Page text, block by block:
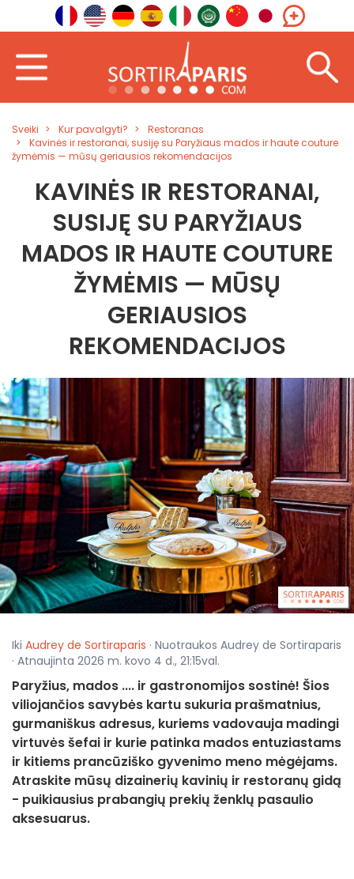
Sveiki Kur pavalgyti?
Restoranas
Kavinės ir restoranai, susiję su Paryžiaus mados ir haute couture
žymėmis — mūsų geriausios rekomendacijos
KAVINĖS IR RESTORANAI,
SUSIJĘ SU PARYŽIAUS
MADOS IR HAUTE COUTURE
ŽYMĖMIS — MŪSŲ
GERIAUSIOS
REKOMENDACIJOS
Iki Audrey de Sortiraparis · Nuotraukos Audrey de Sortiraparis
· Atnaujinta 2026 m. kovo 4 d., 21:15val.
Paryžius, mados .... ir gastronomijos sostinė! Šios
viliojančios savybės kartu sukuria prašmatnius,
gurmaniškus adresus, kuriems vadovauja madingi
virtuvės šefai ir kurie patinka mados entuziastams
ir kitiems prancūziško gyvenimo meno mėgėjams.
Atraskite mūsų dizainerių kavinių ir restoranų gidą
- puikiausius prabangių prekių ženklų pasaulio
aksesuarus.